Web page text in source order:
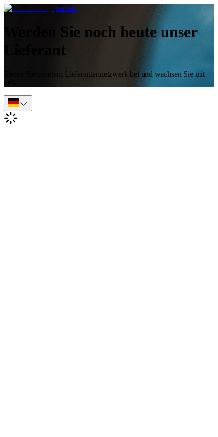
partner
Werden Sie noch heute unser
Lieferant
Treten Sie unserem Lieferantennetzwerk bei und wachsen Sie mit